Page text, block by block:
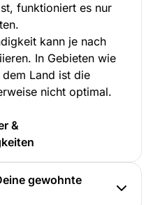
funktioniert es nur
kann je nach
In Gebieten wie
Land ist die
nicht optimal.
&
gewohnte